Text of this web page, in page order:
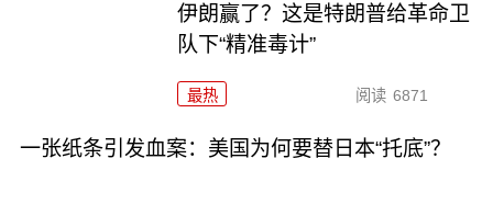
伊朗赢了？这是特朗普给革命卫
队下“精准毒计”
最热 阅读 6871
一张纸条引发血案：美国为何要替日本“托底”？